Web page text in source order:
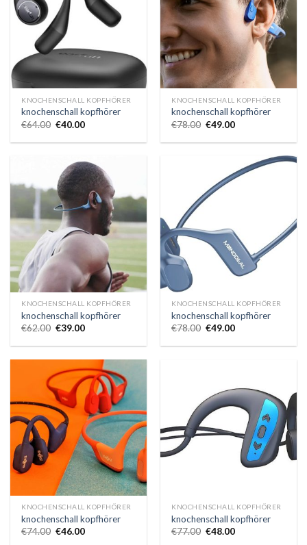
KNOCHENSCHALL KOPFHÖRER
knochenschall kopfhörer
€64.00 €40.00
KNOCHENSCHALL KOPFHÖRER
knochenschall kopfhörer
€78.00 €49.00
KNOCHENSCHALL KOPFHÖRER
knochenschall kopfhörer
€62.00 €39.00
KNOCHENSCHALL KOPFHÖRER
knochenschall kopfhörer
€78.00 €49.00
KNOCHENSCHALL KOPFHÖRER
knochenschall kopfhörer
€74.00 €46.00
KNOCHENSCHALL KOPFHÖRER
knochenschall kopfhörer
€77.00 €48.00